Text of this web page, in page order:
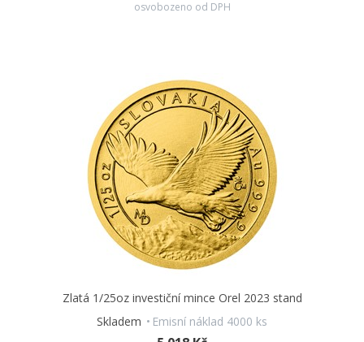
zpracování pak mince skvěle poslouží také jako
osvobozeno od DPH
Zlatá 1/25oz investiční mince Orel 2023 stand
Skladem
Emisní náklad 4000 ks